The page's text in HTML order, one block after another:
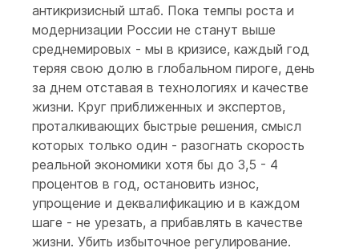
антикризисный штаб. Пока темпы роста и
модернизации России не станут выше
среднемировых - мы в кризисе, каждый год
теряя свою долю в глобальном пироге, день
за днем отставая в технологиях и качестве
жизни. Круг приближенных и экспертов,
проталкивающих быстрые решения, смысл
которых только один - разогнать скорость
реальной экономики хотя бы до 3,5 - 4
процентов в год, остановить износ,
упрощение и деквалификацию и в каждом
шаге - не урезать, а прибавлять в качестве
жизни. Убить избыточное регулирование.